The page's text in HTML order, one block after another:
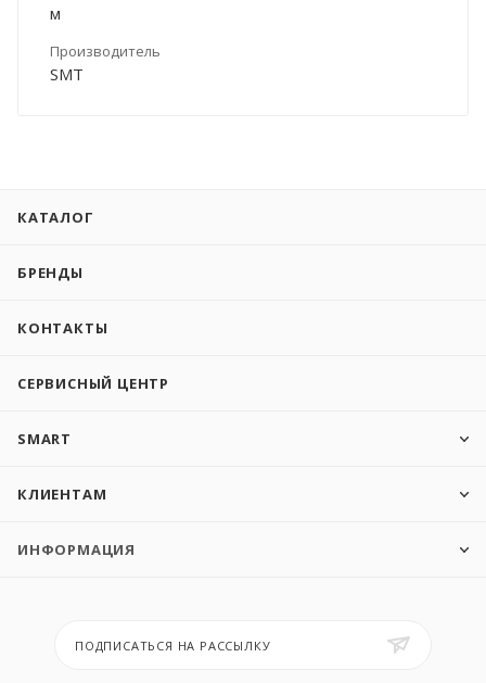
м
Производитель
SMT
КАТАЛОГ
БРЕНДЫ
КОНТАКТЫ
СЕРВИСНЫЙ ЦЕНТР
SMART
КЛИЕНТАМ
ИНФОРМАЦИЯ
ПОДПИСАТЬСЯ НА РАССЫЛКУ